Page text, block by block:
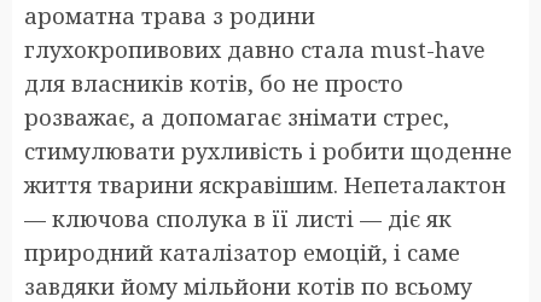
ароматна трава з родини
глухокропивових давно стала must-have
для власників котів, бо не просто
розважає, а допомагає знімати стрес,
стимулювати рухливість і робити щоденне
життя тварини яскравішим. Непеталактон
— ключова сполука в її листі — діє як
природний каталізатор емоцій, і саме
завдяки йому мільйони котів по всьому